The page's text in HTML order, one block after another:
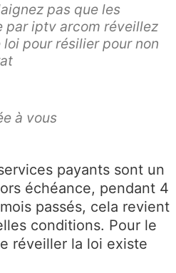
pas que les
par iptv arcom réveillez
pour résilier pour non
à vous
payants sont un
échéance, pendant 4
passés, cela revient
conditions. Pour le
réveiller la loi existe